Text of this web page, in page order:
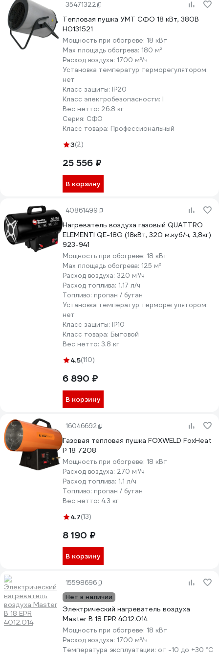
35471322
Тепловая пушка УМТ СФО 18 кВт, 380В
Н0131521
Мощность при обогреве: 18 кВт
Max площадь обогрева: 180 м²
Расход воздуха: 1700 м³/ч
Установка температур терморегулятором:
нет
Класс защиты: IP20
Класс электробезопасности: I
Вес нетто: 26.8 кг
Серия: СФО
Класс товара: Профессиональный
3(2)
25 556 ₽
В корзину
40861499
Нагреватель воздуха газовый QUATTRO
ELEMENTI QE-18G (18кВт, 320 м.куб/ч, 3,8кг)
923-941
Мощность при обогреве: 18 кВт
Max площадь обогрева: 125 м²
Расход воздуха: 320 м³/ч
Расход топлива: 1.17 л/ч
Топливо: пропан / бутан
Установка температур терморегулятором:
нет
Класс защиты: IP10
Класс товара: Бытовой
Вес нетто: 3.8 кг
4.5(110)
6 890 ₽
В корзину
16046692
Газовая тепловая пушка FOXWELD FoxHeat
P 18 7208
Мощность при обогреве: 18 кВт
Расход воздуха: 270 м³/ч
Расход топлива: 1.1 л/ч
Топливо: пропан / бутан
Вес нетто: 4.3 кг
4.7(13)
8 190 ₽
В корзину
15598696
Нет в наличии
Электрический нагреватель воздуха
Master B 18 EPR 4012.014
Мощность при обогреве: 18 кВт
Расход воздуха: 1700 м³/ч
Температура эксплуатации: от -10 до +30 °С